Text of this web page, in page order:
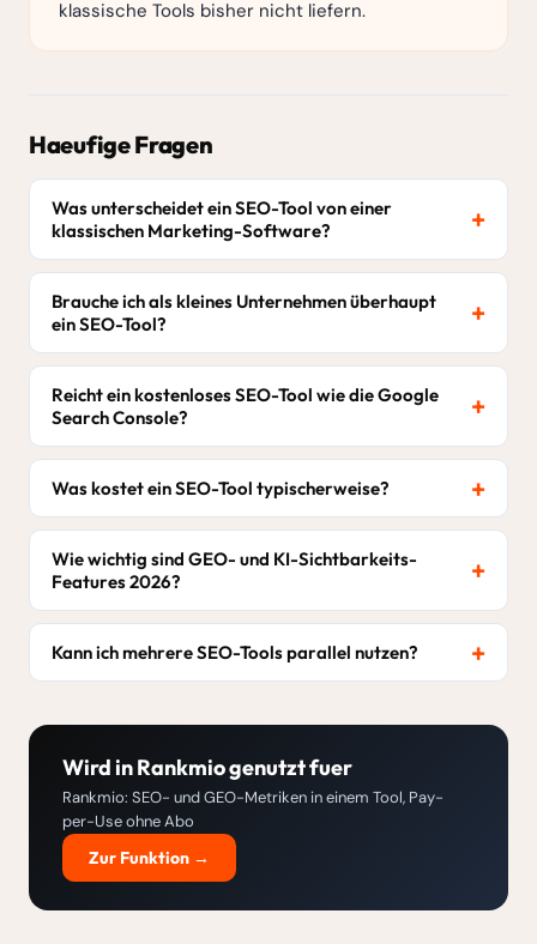
klassische Tools bisher nicht liefern.
Haeufige Fragen
Was unterscheidet ein SEO-Tool von einer
klassischen Marketing-Software?
Brauche ich als kleines Unternehmen überhaupt
ein SEO-Tool?
Reicht ein kostenloses SEO-Tool wie die Google
Search Console?
Was kostet ein SEO-Tool typischerweise?
Wie wichtig sind GEO- und KI-Sichtbarkeits-
Features 2026?
Kann ich mehrere SEO-Tools parallel nutzen?
Wird in Rankmio genutzt fuer
Rankmio: SEO- und GEO-Metriken in einem Tool, Pay-
per-Use ohne Abo
Zur Funktion →